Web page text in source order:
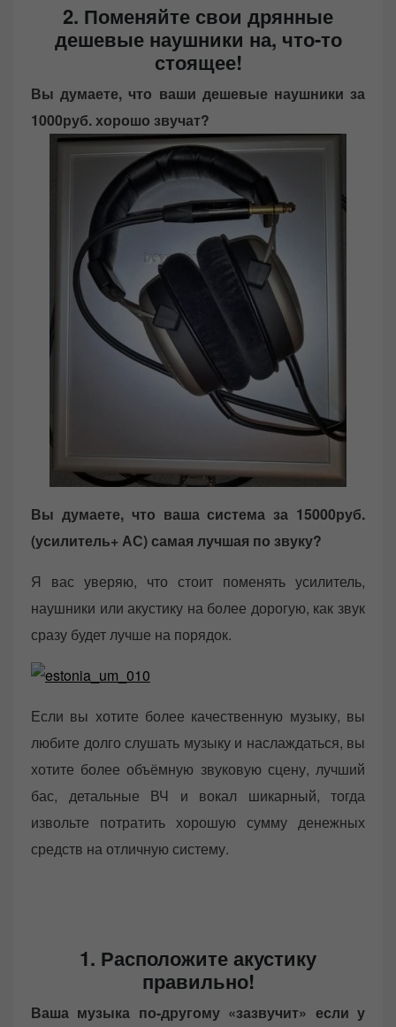
2. Поменяйте свои дрянные
дешевые наушники на, что-то
стоящее!
Вы думаете, что ваши дешевые наушники за
1000руб. хорошо звучат?
Вы думаете, что ваша система за 15000руб.
(усилитель+ АС) самая лучшая по звуку?
Я вас уверяю, что стоит поменять усилитель,
наушники или акустику на более дорогую, как звук
сразу будет лучше на порядок.
Если вы хотите более качественную музыку, вы
любите долго слушать музыку и наслаждаться, вы
хотите более объёмную звуковую сцену, лучший
бас, детальные ВЧ и вокал шикарный, тогда
извольте потратить хорошую сумму денежных
средств на отличную систему.
1. Расположите акустику
правильно!
Ваша музыка по-другому «зазвучит» если у